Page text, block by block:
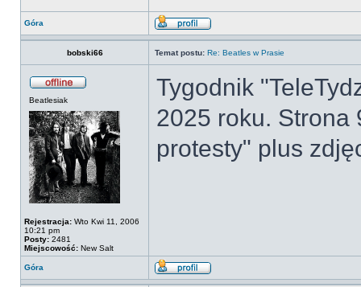
Góra
bobski66 Temat postu: Re: Beatles w Prasie
Beatlesiak
Rejestracja: Wto Kwi 11, 2006
10:21 pm
Posty: 2481
Miejscowość: New Salt
Tygodnik
2025 roku. Strona
protesty" plus
Góra